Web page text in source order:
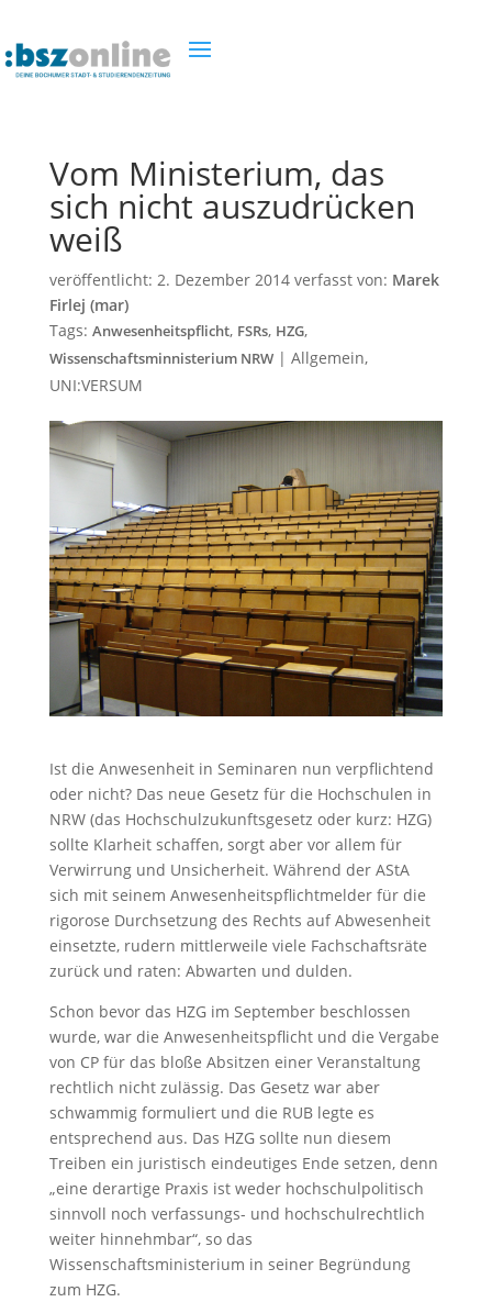
Vom Ministerium, das
sich nicht auszudrücken
weiß
veröffentlicht: 2. Dezember 2014verfasst von: Marek
Firlej (mar)
Tags: Anwesenheitspflicht, FSRs, HZG,
Wissenschaftsminnisterium NRW| Allgemein,
UNI:VERSUM
Ist die Anwesenheit in Seminaren nun verpflichtend
oder nicht? Das neue Gesetz für die Hochschulen in
NRW (das Hochschulzukunftsgesetz oder kurz: HZG)
sollte Klarheit schaffen, sorgt aber vor allem für
Verwirrung und Unsicherheit. Während der AStA
sich mit seinem Anwesenheitspflichtmelder für die
rigorose Durchsetzung des Rechts auf Abwesenheit
einsetzte, rudern mittlerweile viele Fachschaftsräte
zurück und raten: Abwarten und dulden.
Schon bevor das HZG im September beschlossen
wurde, war die Anwesenheitspflicht und die Vergabe
von CP für das bloße Absitzen einer Veranstaltung
rechtlich nicht zulässig. Das Gesetz war aber
schwammig formuliert und die RUB legte es
entsprechend aus. Das HZG sollte nun diesem
Treiben ein juristisch eindeutiges Ende setzen, denn
„eine derartige Praxis ist weder hochschulpolitisch
sinnvoll noch verfassungs- und hochschulrechtlich
weiter hinnehmbar“, so das
Wissenschaftsministerium in seiner Begründung
zum HZG.